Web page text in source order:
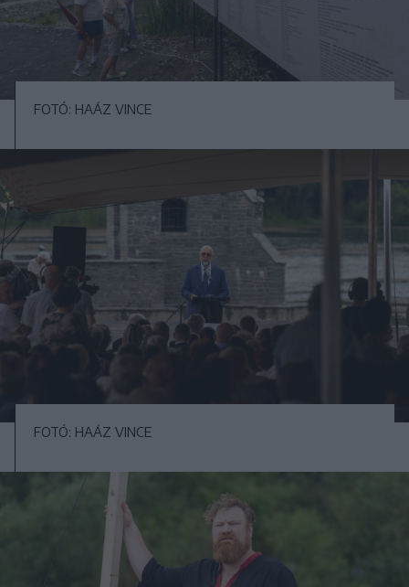
FOTÓ: HAÁZ VINCE
FOTÓ: HAÁZ VINCE